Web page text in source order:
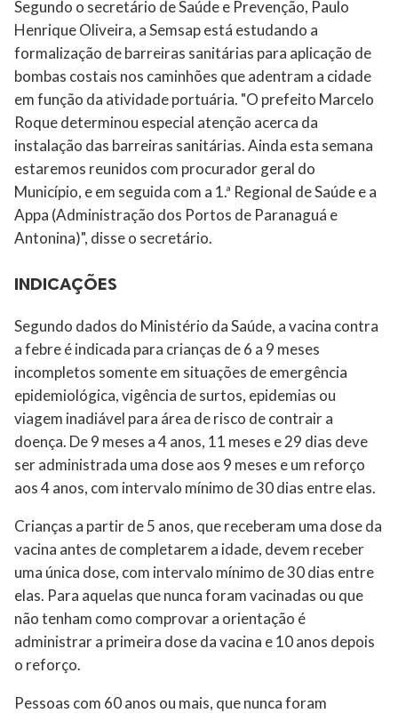
Segundo o secretário de Saúde e Prevenção, Paulo
Henrique Oliveira, a Semsap está estudando a
formalização de barreiras sanitárias para aplicação de
bombas costais nos caminhões que adentram a cidade
em função da atividade portuária. "O prefeito Marcelo
Roque determinou especial atenção acerca da
instalação das barreiras sanitárias. Ainda esta semana
estaremos reunidos com procurador geral do
Município, e em seguida com a 1.ª Regional de Saúde e a
Appa (Administração dos Portos de Paranaguá e
Antonina)", disse o secretário.
INDICAÇÕES
Segundo dados do Ministério da Saúde, a vacina contra
a febre é indicada para crianças de 6 a 9 meses
incompletos somente em situações de emergência
epidemiológica, vigência de surtos, epidemias ou
viagem inadiável para área de risco de contrair a
doença. De 9 meses a 4 anos, 11 meses e 29 dias deve
ser administrada uma dose aos 9 meses e um reforço
aos 4 anos, com intervalo mínimo de 30 dias entre elas.
Crianças a partir de 5 anos, que receberam uma dose da
vacina antes de completarem a idade, devem receber
uma única dose, com intervalo mínimo de 30 dias entre
elas. Para aquelas que nunca foram vacinadas ou que
não tenham como comprovar a orientação é
administrar a primeira dose da vacina e 10 anos depois
o reforço.
Pessoas com 60 anos ou mais, que nunca foram